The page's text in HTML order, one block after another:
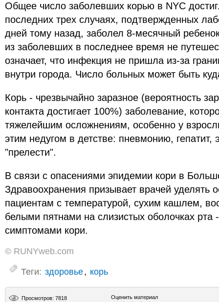
Общее число заболевших корью в NYC
последних трех случаях, подтвержденных
дней тому назад, заболел 8-месячный
из заболевших в последнее время не
означает, что инфекция не пришла из-за
внутри города. Число больных может быть
Корь - чрезвычайно заразное (вероятность
контакта достигает 100%) заболевание,
тяжелейшим осложнениям, особенно у
этим недугом в детстве: пневмонию, гепатит,
"прелести".
В связи с опасениями эпидемии кори в
Здравоохранения призывает врачей уделять
пациентам с температурой, сухим кашлем,
белыми пятнами на слизистых оболочках рта
симптомами кори.
© RUNYweb.com
Теги: здоровье, корь
Просмотров: 7818 Оценить материал